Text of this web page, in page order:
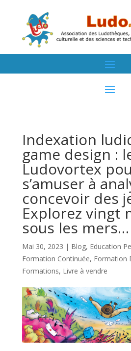
Indexation
game design :
Ludovortex
s’amuser à
concevoir des
Explorez vingt
sous les mers…
Mai 30, 2023 | Blog, Education
Formation Continuée, Formation
Formations, Livre à vendre